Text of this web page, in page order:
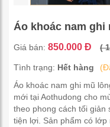
Áo khoác nam ghi
Giá bán: 850.000 Đ (
Tình trạng: Hết hàng
Áo khoác nam ghi mũ
mới tại Aothudong cho
theo phong cách tối
tiện lợi. Sản phẩm có